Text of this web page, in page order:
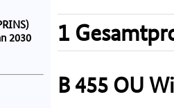
2030
1
B 455 OU